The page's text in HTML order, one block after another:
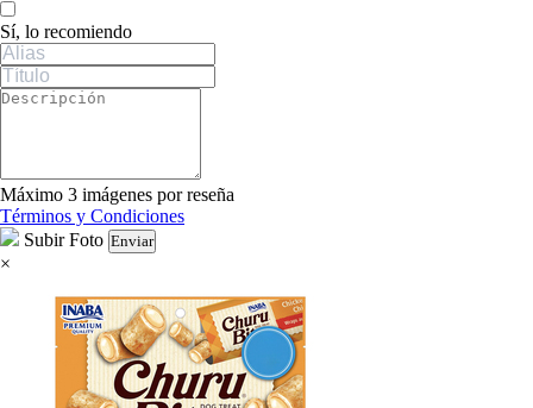
Sí, lo recomiendo
Máximo 3 imágenes por reseña
Términos y Condiciones
Subir Foto Enviar
×